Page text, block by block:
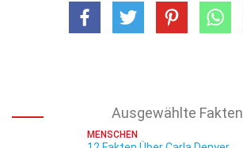
Ausgewählte Fakten
MENSCHEN